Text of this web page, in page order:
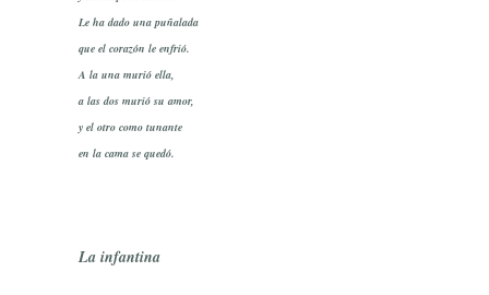
Le ha dado una puñalada
que el corazón le enfrió.
A la una murió ella,
a las dos murió su amor,
y el otro como tunante
en la cama se quedó.
La infantina